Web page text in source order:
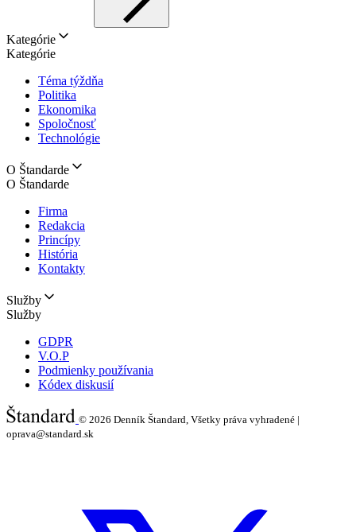
Kategórie
Kategórie
Téma týždňa
Politika
Ekonomika
Spoločnosť
Technológie
O Štandarde
O Štandarde
Firma
Redakcia
Princípy
História
Kontakty
Služby
Služby
GDPR
V.O.P
Podmienky používania
Kódex diskusií
© 2026 Denník Štandard, Všetky práva vyhradené |
oprava@standard.sk